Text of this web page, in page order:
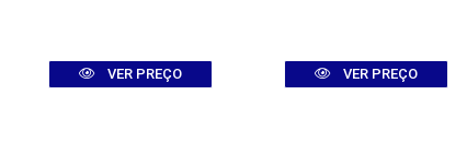
VER PREÇO VER PREÇO